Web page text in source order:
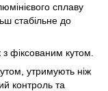
сплаву
стабільне до
з фіксованим кутом.
утримують ніж
контроль та